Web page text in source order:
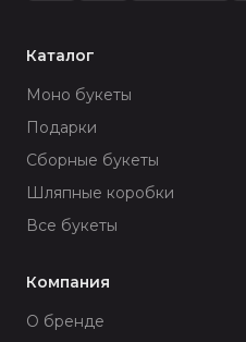
Каталог
Моно букеты
Подарки
Сборные букеты
Шляпные коробки
Все букеты
Компания
О бренде